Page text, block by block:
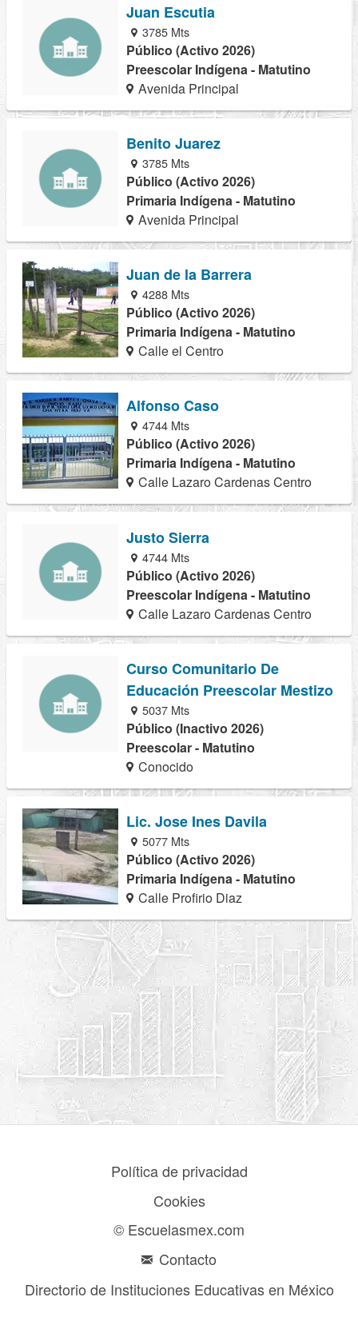
Juan Escutia
3785 Mts
Público (Activo 2026)
Preescolar Indígena - Matutino
Avenida Principal
Benito Juarez
3785 Mts
Público (Activo 2026)
Primaria Indígena - Matutino
Avenida Principal
Juan de la Barrera
4288 Mts
Público (Activo 2026)
Primaria Indígena - Matutino
Calle el Centro
Alfonso Caso
4744 Mts
Público (Activo 2026)
Primaria Indígena - Matutino
Calle Lazaro Cardenas Centro
Justo Sierra
4744 Mts
Público (Activo 2026)
Preescolar Indígena - Matutino
Calle Lazaro Cardenas Centro
Curso Comunitario De
Educación Preescolar Mestizo
5037 Mts
Público (Inactivo 2026)
Preescolar - Matutino
Conocido
Lic. Jose Ines Davila
5077 Mts
Público (Activo 2026)
Primaria Indígena - Matutino
Calle Profirio Diaz
Política de privacidad
Cookies
© Escuelasmex.com
Contacto
Directorio de Instituciones Educativas en México